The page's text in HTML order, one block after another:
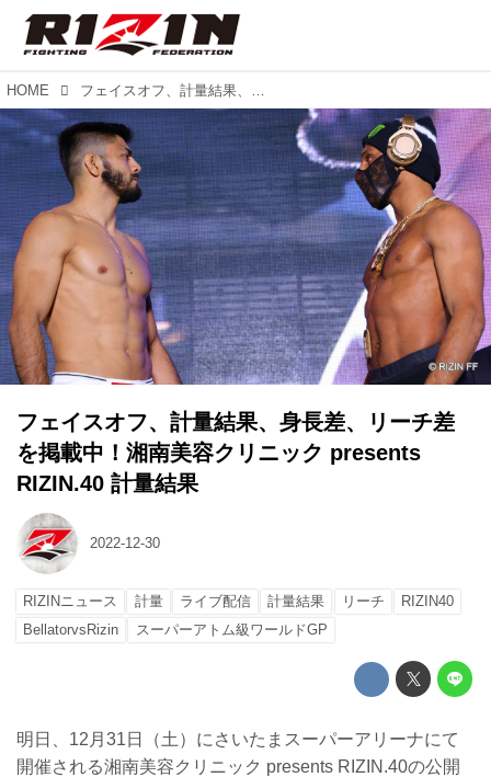
HOME フェイスオフ、計量結果、身長差、リーチ差を掲載中！湘南美容クリニック presents RIZIN.40 計量結果
フェイスオフ、計量結果、身長差、リーチ差
を掲載中！湘南美容クリニック presents
RIZIN.40 計量結果
2022-12-30
RIZINニュース 計量 ライブ配信 計量結果 リーチ
RIZIN40
BellatorvsRizin
スーパーアトム級ワールドGP
明日、12月31日（土）にさいたまスーパーアリーナにて
開催される湘南美容クリニック presents RIZIN.40の公開